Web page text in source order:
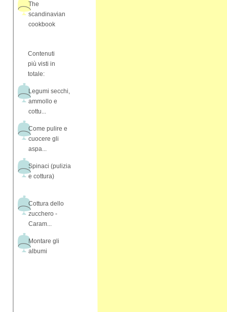
The
scandinavian
cookbook
Contenuti
più visti in
totale:
Legumi secchi,
ammollo e
cottu...
Come pulire e
cuocere gli
aspa...
Spinaci (pulizia
e cottura)
Cottura dello
zucchero -
Caram...
Montare gli
albumi